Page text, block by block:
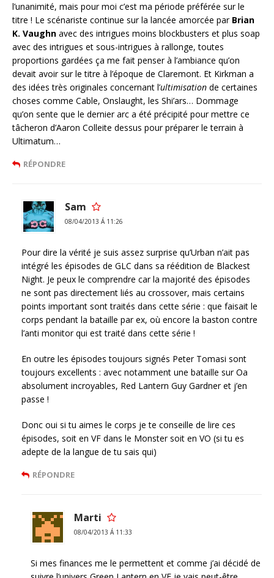
l’unanimité, mais pour moi c’est ma période préférée sur le
titre ! Le scénariste continue sur la lancée amorcée par Brian
K. Vaughn avec des intrigues moins blockbusters et plus soap
avec des intrigues et sous-intrigues à rallonge, toutes
proportions gardées ça me fait penser à l’ambiance qu’on
devait avoir sur le titre à l’époque de Claremont. Et Kirkman a
des idées très originales concernant l’ultimisation de certaines
choses comme Cable, Onslaught, les Shi’ars… Dommage
qu’on sente que le dernier arc a été précipité pour mettre ce
tâcheron d’Aaron Colleite dessus pour préparer le terrain à
Ultimatum…
RÉPONDRE
Sam
08/04/2013 Á 11:26
Pour dire la vérité je suis assez surprise qu’Urban n’ait pas
intégré les épisodes de GLC dans sa réédition de Blackest
Night. Je peux le comprendre car la majorité des épisodes
ne sont pas directement liés au crossover, mais certains
points important sont traités dans cette série : que faisait le
corps pendant la bataille par ex, où encore la baston contre
l’anti monitor qui est traité dans cette série !
En outre les épisodes toujours signés Peter Tomasi sont
toujours excellents : avec notamment une bataille sur Oa
absolument incroyables, Red Lantern Guy Gardner et j’en
passe !
Donc oui si tu aimes le corps je te conseille de lire ces
épisodes, soit en VF dans le Monster soit en VO (si tu es
adepte de la langue de tu sais qui)
RÉPONDRE
Marti
08/04/2013 Á 11:33
Si mes finances me le permettent et comme j’ai décidé de